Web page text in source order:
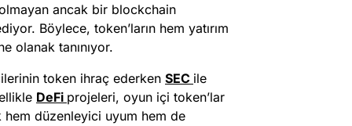
ancak bir blockchain
Böylece, token’ların hem yatırım
olanak tanınıyor.
token ihraç ederken SEC ile
DeFi projeleri, oyun içi token’lar
hem düzenleyici uyum hem de